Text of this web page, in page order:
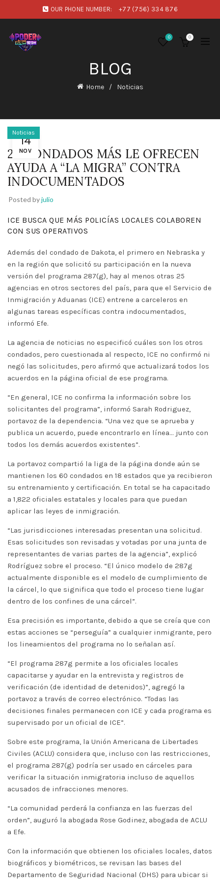
OUR PHONE NUMBER: +77 (756) 334 876
0 0
BLOG
Home Noticias
14
NOV
Noticias
26 CONDADOS MÁS LE OFRECEN
AYUDA A “LA MIGRA” CONTRA
INDOCUMENTADOS
Posted byjulio
ICE BUSCA QUE MÁS POLICÍAS LOCALES COLABOREN
CON SUS OPERATIVOS
Además del condado de Dakota, el primero en Nebraska y
en la región que solicitó su participación en la nueva
versión del programa 287(g), hay al menos otras 25
agencias en otros sectores del país, para que el Servicio de
Inmigración y Aduanas (ICE) entrene a carceleros en
algunas tareas específicas contra indocumentados,
informó Efe.
La agencia de noticias no especificó cuáles son los otros
condados, pero cuestionada al respecto, ICE no confirmó ni
negó las solicitudes, pero afirmó que actualizará todos los
acuerdos en la página oficial de ese programa.
“En general, ICE no confirma la información sobre los
solicitantes del programa”, informó Sarah Rodriguez,
portavoz de la dependencia. “Una vez que se aprueba y
publica un acuerdo, puede encontrarlo en línea… junto con
todos los demás acuerdos existentes”.
La portavoz compartió la liga de la página donde aún se
mantienen los 60 condados en 18 estados que ya recibieron
su entrenamiento y certificación. En total se ha capacitado
a 1,822 oficiales estatales y locales para que puedan
aplicar las leyes de inmigración.
“Las jurisdicciones interesadas presentan una solicitud.
Esas solicitudes son revisadas y votadas por una junta de
representantes de varias partes de la agencia”, explicó
Rodríguez sobre el proceso. “El único modelo de 287g
actualmente disponible es el modelo de cumplimiento de
la cárcel, lo que significa que todo el proceso tiene lugar
dentro de los confines de una cárcel”.
Esa precisión es importante, debido a que se creía que con
estas acciones se “perseguía” a cualquier inmigrante, pero
los lineamientos del programa no lo señalan así.
“El programa 287g permite a los oficiales locales
capacitarse y ayudar en la entrevista y registros de
verificación (de identidad de detenidos)”, agregó la
portavoz a través de correo electrónico. “Todas las
decisiones finales permanecen con ICE y cada programa es
supervisado por un oficial de ICE”.
Sobre este programa, la Unión Americana de Libertades
Civiles (ACLU) considera que, incluso con las restricciones,
el programa 287(g) podría ser usado en cárceles para
verificar la situación inmigratoria incluso de aquellos
acusados de infracciones menores.
“La comunidad perderá la confianza en las fuerzas del
orden”, auguró la abogada Rose Godinez, abogada de ACLU
a Efe.
Con la información que obtienen los oficiales locales, datos
biográficos y biométricos, se revisan las bases del
Departamento de Seguridad Nacional (DHS) para ubicar si